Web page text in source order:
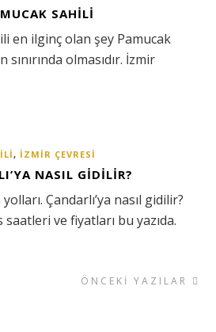
SAHILI
en ilginç olan şey Pamucak
sınırında olmasıdır. İzmir
, İZMIR ÇEVRESI
NASIL GIDILIR?
Çandarlı’ya nasıl gidilir?
ve fiyatları bu yazıda.
ÖNCEKI YAZILAR